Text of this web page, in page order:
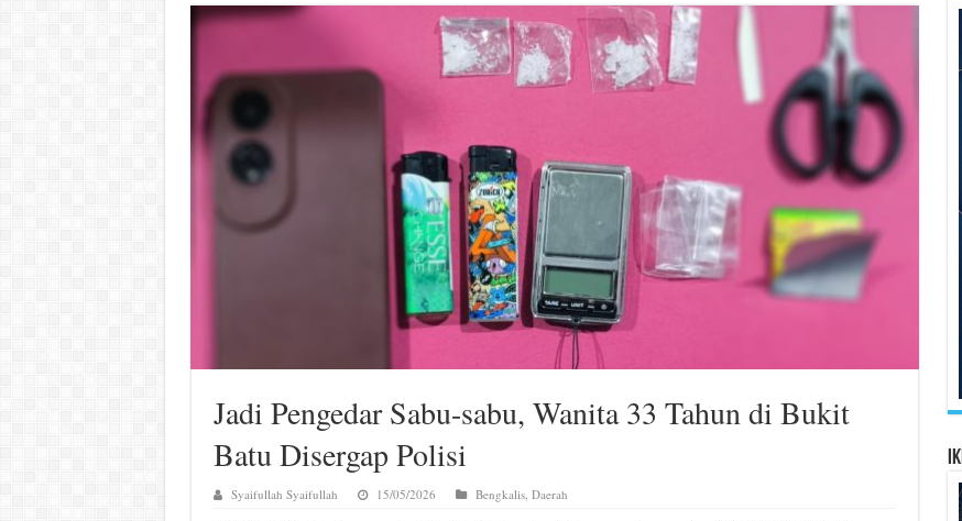
Jadi Pengedar Sabu-sabu, Wanita 33 Tahun di Bukit
Batu Disergap Polisi
Syaifullah Syaifullah 15/05/2026 Bengkalis, Daerah